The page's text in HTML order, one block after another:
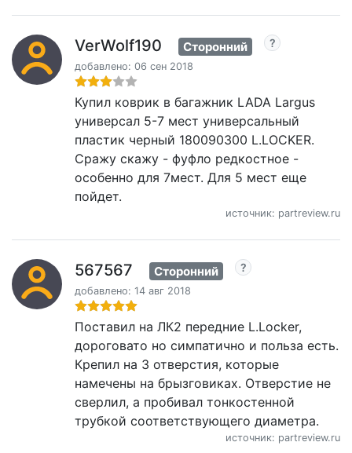
VerWolf190 Сторонний
добавлено: 06 сен 2018
Купил коврик в багажник LADA Largus
универсал 5-7 мест универсальный
пластик черный 180090300 L.LOCKER.
Сражу скажу - фуфло редкостное -
особенно для 7мест. Для 5 мест еще
пойдет.
источник: partreview.ru
567567 Сторонний
добавлено: 14 авг 2018
Поставил на ЛК2 передние L.Locker,
дороговато но симпатично и польза есть.
Крепил на 3 отверстия, которые
намечены на брызговиках. Отверстие не
сверлил, а пробивал тонкостенной
трубкой соответствующего диаметра.
источник: partreview.ru